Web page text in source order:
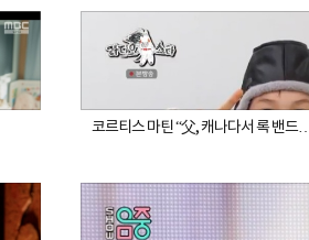
코르티스 마틴 “父, 캐나다서 록 밴